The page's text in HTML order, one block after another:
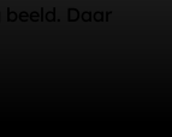
Daar